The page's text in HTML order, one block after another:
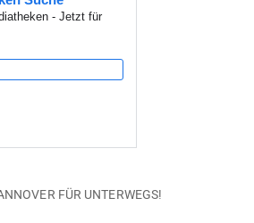
FÜR UNTERWEGS!